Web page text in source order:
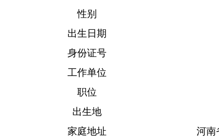
性别
出生日期
身份证号
工作单位
职位
出生地
家庭地址
河南